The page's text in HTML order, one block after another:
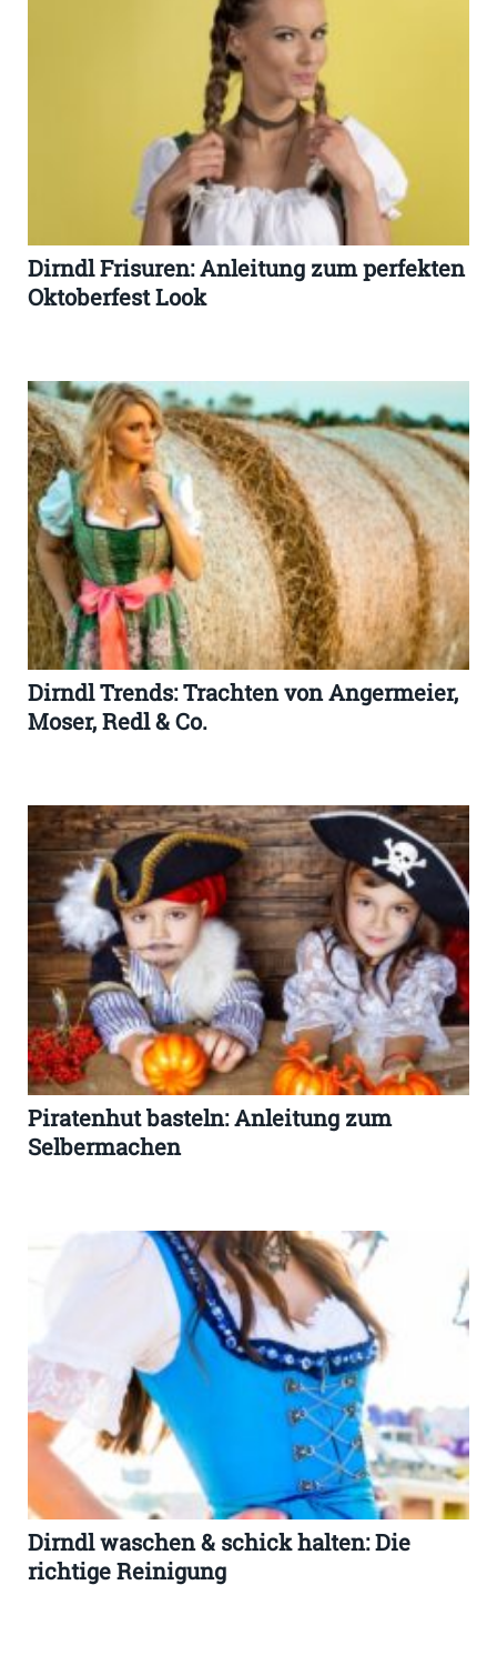
Dirndl Frisuren: Anleitung zum perfekten
Oktoberfest Look
Dirndl Trends: Trachten von Angermeier,
Moser, Redl & Co.
Piratenhut basteln: Anleitung zum
Selbermachen
Dirndl waschen & schick halten: Die
richtige Reinigung